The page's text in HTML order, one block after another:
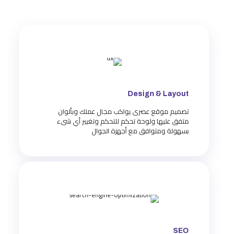
Design & Layout
تصميم موقع عصرى يواكب مجال عملك وبألوان
متفق عليها ولوحة تحكم للتحكم وتغيير أي شىء
بسهولة ومتوافق مع أجهزة الجوال
SEO